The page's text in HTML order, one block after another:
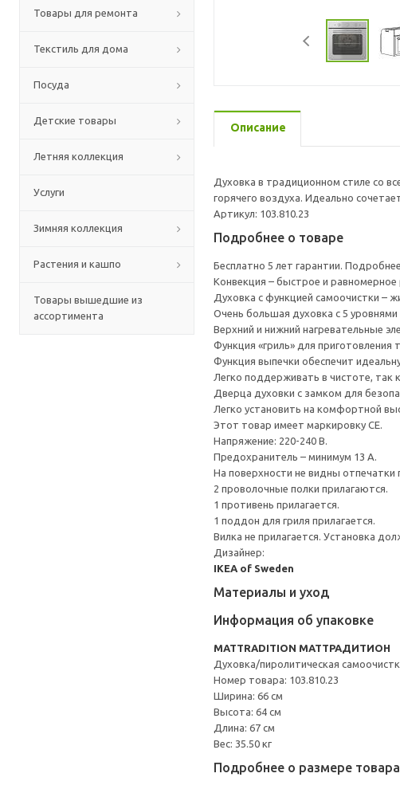
Товары для ремонта
Текстиль для дома
Посуда
Детские товары
Летняя коллекция
Услуги
Зимняя коллекция
Растения и кашпо
Товары вышедшие из
ассортимента
Описание
Духовка в традиционном стиле со
горячего воздуха. Идеально
Артикул: 103.810.23
Подробнее о товаре
Бесплатно 5 лет гарантии.
Конвекция – быстрое и
Духовка с функцией самоочистки –
Очень большая духовка с 5
Верхний и нижний нагревательные
Функция «гриль» для
Функция выпечки обеспечит
Легко поддерживать в чистоте, так
Дверца духовки с замком для
Легко установить на комфортной
Этот товар имеет маркировку CE.
Напряжение: 220-240 В.
Предохранитель – минимум 13 А.
На поверхности не видны отпечатки
2 проволочные полки прилагаются.
1 противень прилагается.
1 поддон для гриля прилагается.
Вилка не прилагается. Установка
Дизайнер:
IKEA of Sweden
Материалы и уход
Информация об упаковке
MATTRADITION МАТТРАДИТИОН
Духовка/пиролитическая
Номер товара: 103.810.23
Ширина: 66 см
Высота: 64 см
Длина: 67 см
Вес: 35.50 кг
Подробнее о размере товара